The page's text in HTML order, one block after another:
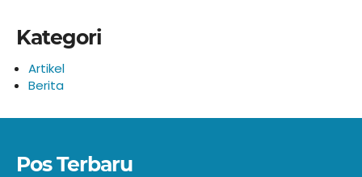
Kategori
Artikel
Berita
Pos Terbaru